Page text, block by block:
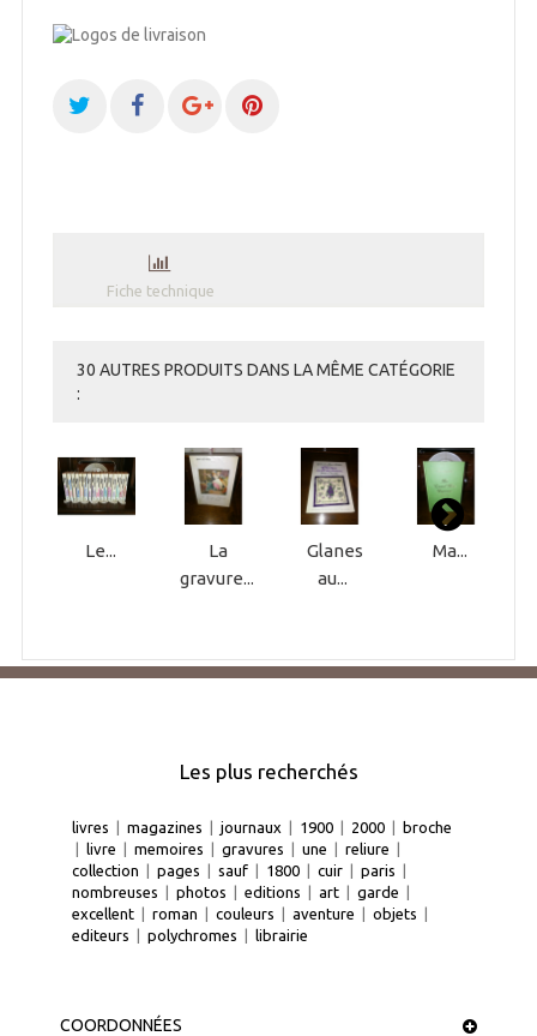
Fiche technique
30 AUTRES PRODUITS DANS LA MÊME CATÉGORIE
:
Le...
La
gravure...
Glanes
au...
Ma...
Les plus recherchés
livres | magazines | journaux | 1900 | 2000 | broche
| livre | memoires | gravures | une | reliure |
collection | pages | sauf | 1800 | cuir | paris |
nombreuses | photos | editions | art | garde |
excellent | roman | couleurs | aventure | objets |
editeurs | polychromes | librairie
COORDONNÉES